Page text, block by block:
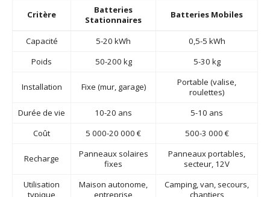
Critère
Batteries
Stationnaires
Batteries Mobiles
Capacité 5-20 kWh
0,5-5 kWh
Poids
50-200 kg 5-30 kg
Installation Fixe (mur, garage)
Portable (valise,
roulettes)
Durée de vie
10-20 ans
5-10 ans
Coût
5 000-20 000 € 500-3 000 €
Recharge
Panneaux solaires
fixes
Panneaux portables,
secteur, 12V
Utilisation
typique
Maison autonome,
entreprise
Camping, van, secours,
chantiers